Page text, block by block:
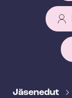
e
Jäsenedut